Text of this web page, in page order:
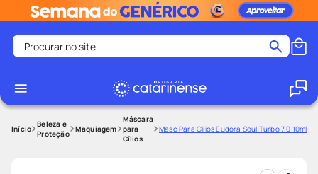
Procurar no site
1
protetor solar facial
Beleza e
Proteção Maquiagem
Máscara
para
Cílios
Masc Para Cilios Eudora Soul Turbo 7.0 10ml